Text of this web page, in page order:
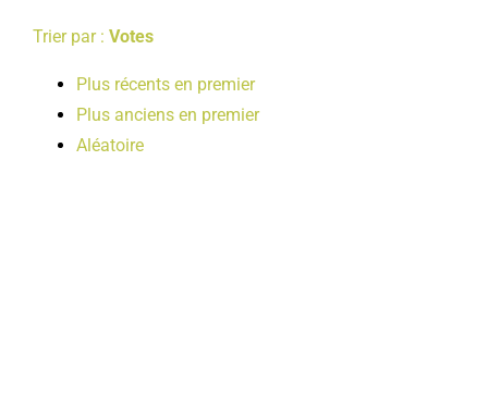
Trier par : Votes
Plus récents en premier
Plus anciens en premier
Aléatoire